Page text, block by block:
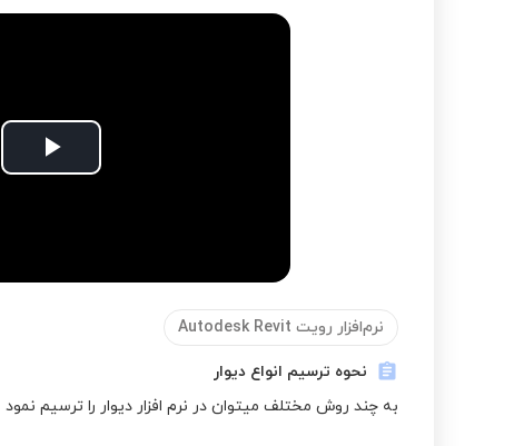
Play
نرم‌افزار رویت Autodesk Revit
نحوه ترسیم انواع دیوار
به چند روش مختلف میتوان در نرم افزار دیوار را ترسیم نمود